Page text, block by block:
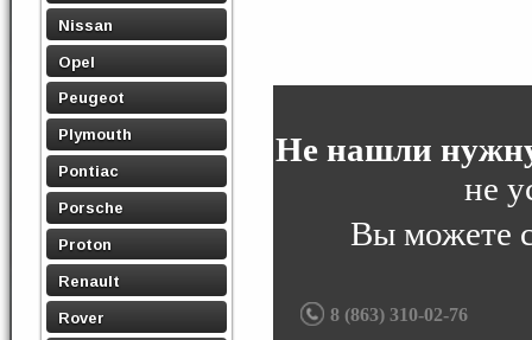
Nissan
Opel
Peugeot
Plymouth
Pontiac
Porsche
Proton
Renault
Rover
Не нашли
не
Вы можете
8 (863) 310-02-76